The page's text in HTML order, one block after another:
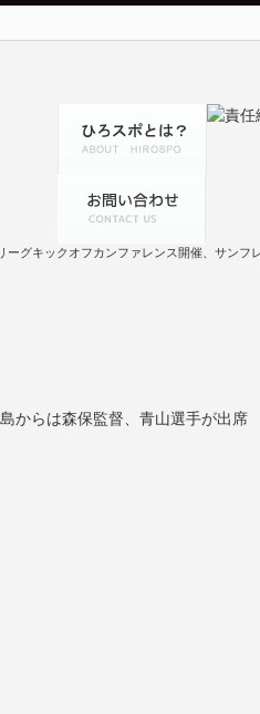
ーグキックオフカンファレンス開催、サンフ
からは森保監督、青山選手が出席